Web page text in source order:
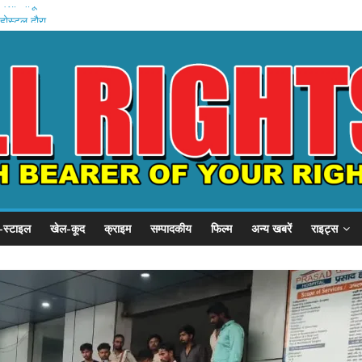
चला जादू
दौरा
समस्याएं
खेल-कूद क्राइम सम्पादकीय फिल्म अन्य खबरें राइट्स